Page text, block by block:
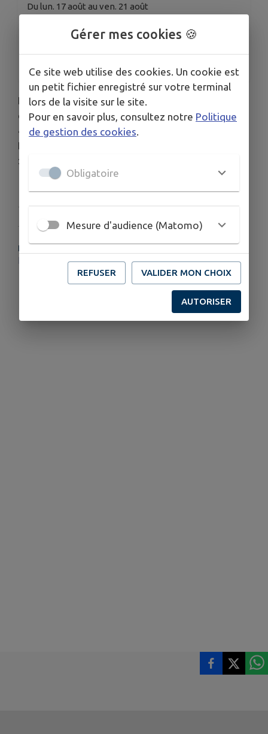
Du lun. 17 août au ven. 21 août
Du lun. 31 août au ven. 4 sept.
Les inscriptions pour l'année 2026-2027 sont
ouvertes du 22 juin au 10 juillet puis du 10 août au
4 septembre.
Plus de détails sur le site de l'école
:
Publié par Ecole des Arts du Genevois
PLUS D'INFORMATIONS
https://artsdugenevois.fr/
Gérer mes cookies 🍪
Ce site web utilise des cookies. Un cookie est
un petit fichier enregistré sur votre terminal
lors de la visite sur le site.
Pour en savoir plus, consultez notre Politique
de gestion des cookies.
Obligatoire
Mesure d'audience (Matomo)
REFUSER VALIDER MON CHOIX
AUTORISER